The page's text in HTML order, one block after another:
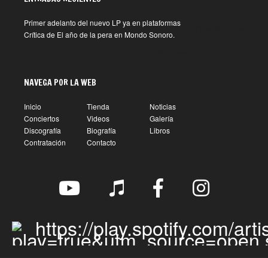
Primer adelanto del nuevo LP ya en plataformas
Crítica de El año de la pera en Mondo Sonoro.
NAVEGA POR LA WEB
Inicio Tienda
Noticias
Conciertos
Videos
Galería
Discografía
Biografía
Libros
Contratación
Contacto